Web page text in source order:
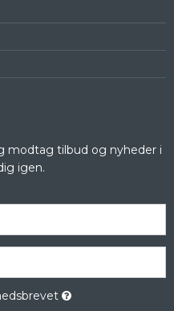
modtag tilbud og nyheder i
igen.